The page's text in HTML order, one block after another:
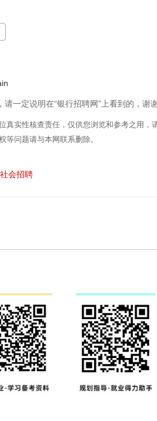
请一定说明在“银行招聘网”上看到的，谢谢
真实性核查责任，仅供您浏览和参考之用，
问题请与本网联系删除。
会招聘